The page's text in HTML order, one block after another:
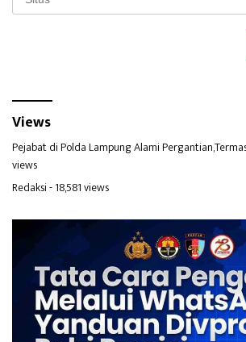
Views
Pejabat di Polda Lampung Alami
views
Redaksi- 18,581 views